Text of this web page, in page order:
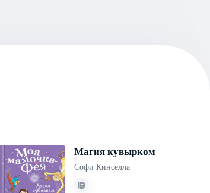
Магия кувырком
Софи Кинселла